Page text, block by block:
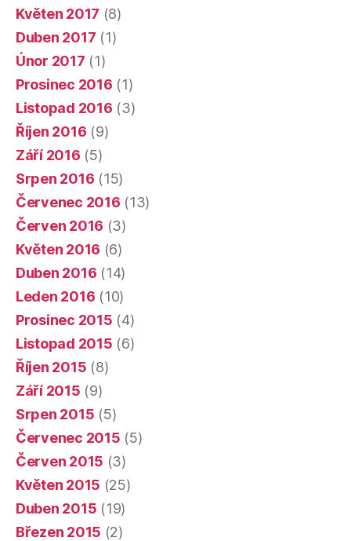
Květen 2017 (8)
Duben 2017 (1)
Únor 2017 (1)
Prosinec 2016 (1)
Listopad 2016 (3)
Říjen 2016 (9)
Září 2016 (5)
Srpen 2016 (15)
Červenec 2016 (13)
Červen 2016 (3)
Květen 2016 (6)
Duben 2016 (14)
Leden 2016 (10)
Prosinec 2015 (4)
Listopad 2015 (6)
Říjen 2015 (8)
Září 2015 (9)
Srpen 2015 (5)
Červenec 2015 (5)
Červen 2015 (3)
Květen 2015 (25)
Duben 2015 (19)
Březen 2015 (2)